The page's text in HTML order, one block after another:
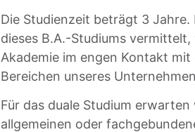
Die Studienzeit beträgt 3
dieses B.A.-Studiums
Akademie im engen Kontakt
Bereichen unseres
Für das duale Studium
allgemeinen oder